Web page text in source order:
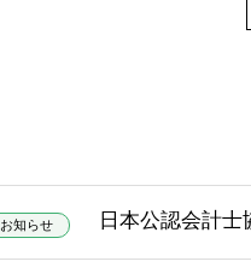
お知らせ 日本公認会計